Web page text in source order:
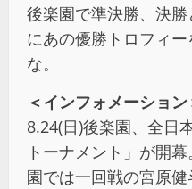
後楽園で準決勝、決
にあの優勝トロフィ
な。
＜インフォメーション
8.24(日)後楽園、全日
トーナメント」が開
園では一回戦の宮原